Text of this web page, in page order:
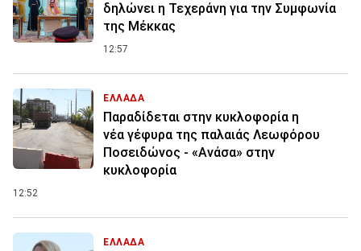
δηλώνει η Τεχεράνη για την Συμφωνία
της Μέκκας
12:57
ΕΛΛΑΔΑ
Παραδίδεται στην κυκλοφορία η
νέα γέφυρα της παλαιάς Λεωφόρου
Ποσειδώνος - «Ανάσα» στην
κυκλοφορία
12:52
ΕΛΛΑΔΑ